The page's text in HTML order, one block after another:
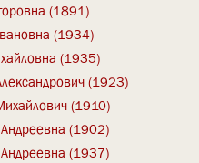
(1891)
(1934)
(1935)
(1923)
(1910)
(1902)
(1937)